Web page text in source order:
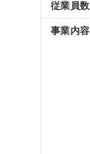
従業員数
事業内容